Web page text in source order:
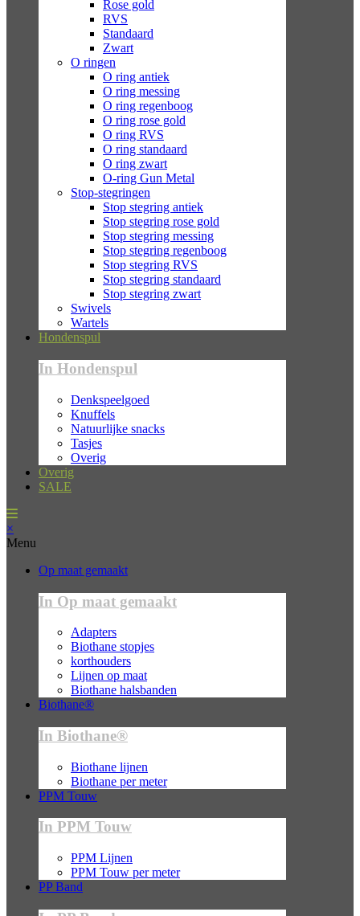
Rose gold
RVS
Standaard
Zwart
O ringen
O ring antiek
O ring messing
O ring regenboog
O ring rose gold
O ring RVS
O ring standaard
O ring zwart
O-ring Gun Metal
Stop-stegringen
Stop stegring antiek
Stop stegring rose gold
Stop stegring messing
Stop stegring regenboog
Stop stegring RVS
Stop stegring standaard
Stop stegring zwart
Swivels
Wartels
Hondenspul
In Hondenspul
Denkspeelgoed
Knuffels
Natuurlijke snacks
Tasjes
Overig
Overig
SALE
×
Menu
Op maat gemaakt
In Op maat gemaakt
Adapters
Biothane stopjes
korthouders
Lijnen op maat
Biothane halsbanden
Biothane®
In Biothane®
Biothane lijnen
Biothane per meter
PPM Touw
In PPM Touw
PPM Lijnen
PPM Touw per meter
PP Band